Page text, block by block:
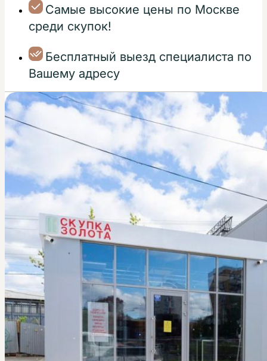
Самые высокие цены по Москве
среди скупок!
Бесплатный выезд специалиста по
Вашему адресу